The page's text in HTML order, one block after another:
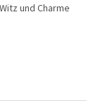
und Charme